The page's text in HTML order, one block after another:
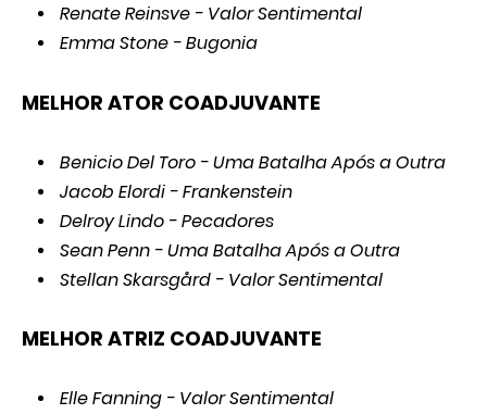
Renate Reinsve - Valor Sentimental
Emma Stone - Bugonia
MELHOR ATOR COADJUVANTE
Benicio Del Toro - Uma Batalha Após a Outra
Jacob Elordi - Frankenstein
Delroy Lindo - Pecadores
Sean Penn - Uma Batalha Após a Outra
Stellan Skarsgård - Valor Sentimental
MELHOR ATRIZ COADJUVANTE
Elle Fanning - Valor Sentimental